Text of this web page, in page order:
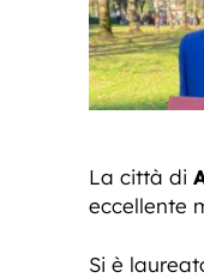
La città di
eccellente
Si è